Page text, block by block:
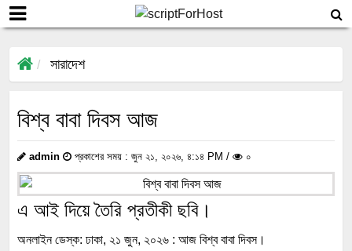
সারাদেশ
বিশ্ব বাবা দিবস আজ
admin প্রকাশের সময় : জুন ২১, ২০২৬, ৪:১৪ PM / ০
এ আই দিয়ে তৈরি প্রতীকী ছবি।
অনলাইন ডেস্ক: ঢাকা, ২১ জুন, ২০২৬ : আজ বিশ্ব বাবা দিবস।